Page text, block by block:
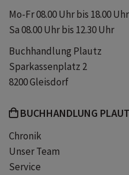
Erstlesebuch
Abenteuergeschichten
Geschenke für Kinder
Mo-Fr 08.00 Uhr bis 18.00 Uhr
Sa 08.00 Uhr bis 12.30 Uhr
Buchhandlung Plautz
Sparkassenplatz 2
8200 Gleisdorf
BUCHHANDLUNG
Chronik
Unser Team
Service